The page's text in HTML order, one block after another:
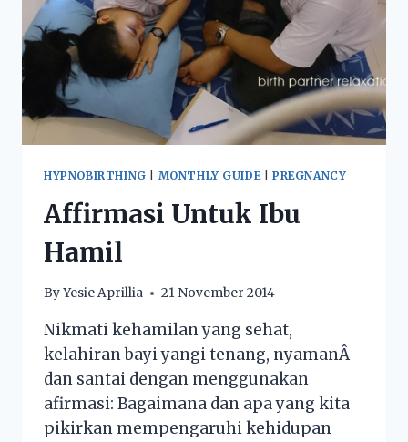
HYPNOBIRTHING MONTHLY GUIDE|PREGNANCY
Affirmasi Untuk Ibu
Hamil
ByYesie Aprillia 21 November 2014
Nikmati kehamilan yang sehat,
kelahiran bayi yangi tenang, nyamanÂ
dan santai dengan menggunakan
afirmasi: Bagaimana dan apa yang kita
pikirkan mempengaruhi kehidupan